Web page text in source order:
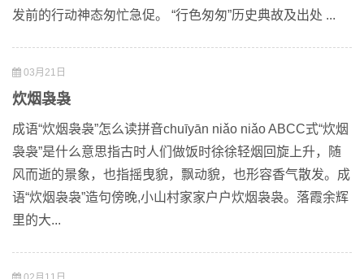
发前的行动神态匆忙急促。 “行色匆匆”历史典故及出处 ...
03月21日
炊烟袅袅
成语“炊烟袅袅”怎么读拼音chuīyān niǎo niǎo ABCC式“炊烟
袅袅”是什么意思指古时人们做饭时徐徐轻烟回旋上升，随
风而逝的景象，也指摇曳貌，飘动貌，也形容香气散发。成
语“炊烟袅袅”造句傍晚,小山村家家户户炊烟袅袅。落霞余辉
里的大...